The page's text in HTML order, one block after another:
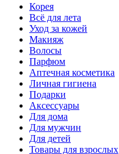
Корея
Всё для лета
Уход за кожей
Макияж
Волосы
Парфюм
Аптечная косметика
Личная гигиена
Подарки
Аксессуары
Для дома
Для мужчин
Для детей
Товары для взрослых